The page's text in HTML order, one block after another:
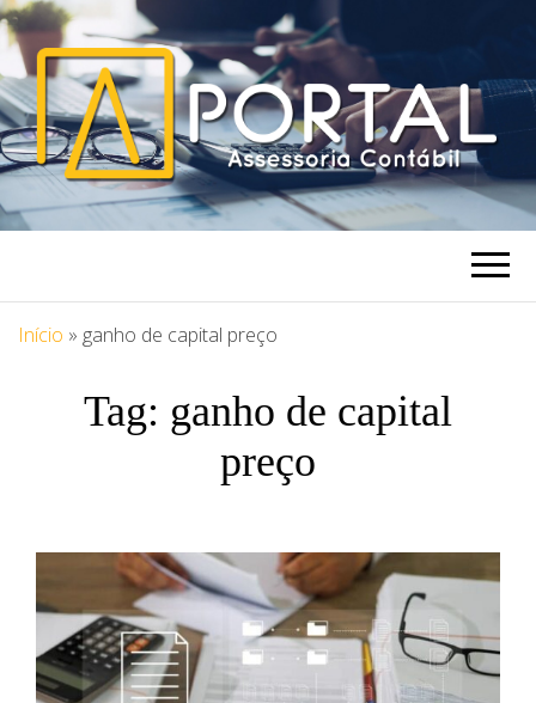
PORTAL
ASSESSORIA
Blog Portal Assessoria
Início » ganho de capital preço
Tag: ganho de capital
preço